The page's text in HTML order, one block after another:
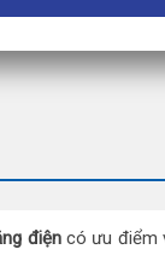
điệncó ưu điểm